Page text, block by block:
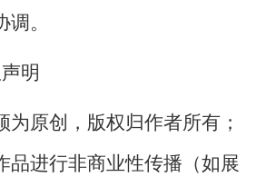
。
明
原创，版权归作者所有；
品进行非商业性传播（如展